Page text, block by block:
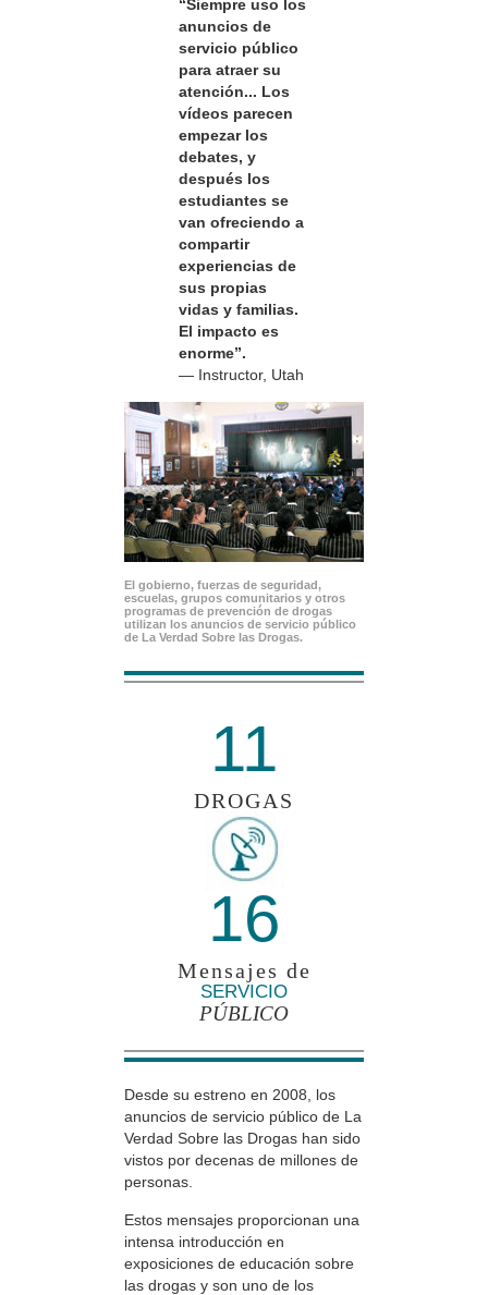
“Siempre uso los
anuncios de
servicio público
para atraer su
atención... Los
vídeos parecen
empezar los
debates, y
después los
estudiantes se
van ofreciendo a
compartir
experiencias de
sus propias
vidas y familias.
El impacto es
enorme”.
— Instructor, Utah
El gobierno, fuerzas de seguridad,
escuelas, grupos comunitarios y otros
programas de prevención de drogas
utilizan los anuncios de servicio público
de La Verdad Sobre las Drogas.
11
DROGAS
16
Mensajes de
SERVICIO
PÚBLICO
Desde su estreno en 2008, los
anuncios de servicio público de La
Verdad Sobre las Drogas han sido
vistos por decenas de millones de
personas.
Estos mensajes proporcionan una
intensa introducción en
exposiciones de educación sobre
las drogas y son uno de los